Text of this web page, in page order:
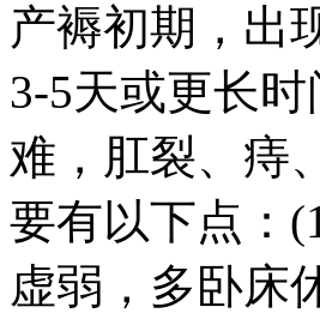
产褥初期，出
3-5天或更长
难，肛裂、痔
要有以下点：
虚弱，多卧床